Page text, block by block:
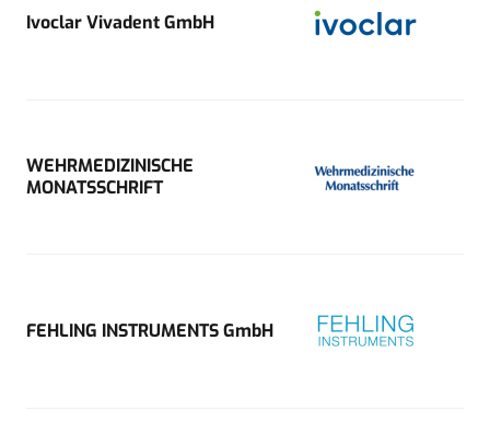
Ivoclar Vivadent GmbH
WEHRMEDIZINISCHE
MONATSSCHRIFT
FEHLING INSTRUMENTS GmbH